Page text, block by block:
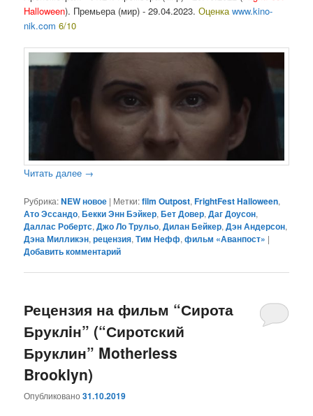
Halloween). Премьера (мир) - 29.04.2023.Оценкаwww.kino-
nik.com 6/10
Читать далее →
Рубрика:NEW новое | Метки:film Outpost,FrightFest Halloween,
Ато Эссандо,Бекки Энн Бэйкер,Бет Довер,Даг Доусон,
Даллас Робертс,Джо Ло Трульо,Дилан Бейкер,Дэн Андерсон,
Дэна Милликэн,рецензия,Тим Нефф,фильм «Аванпост» |
Добавить комментарий
Рецензия на фильм “Сирота
Бруклiн” (“Сиротский
Бруклин” Motherless
Brooklyn)
Опубликовано31.10.2019